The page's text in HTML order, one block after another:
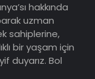
hakkında
uzman
sahiplerine,
bir yaşam için
duyarız. Bol